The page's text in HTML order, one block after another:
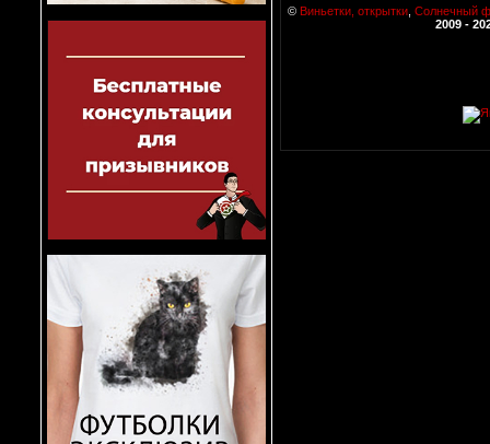
© Виньетки, открытки Солнечный
2009 -